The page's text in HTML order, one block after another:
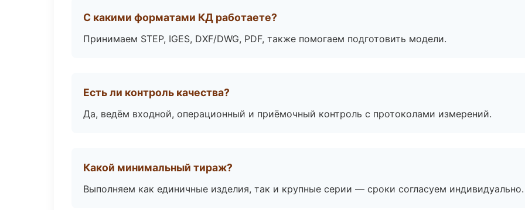
С какими форматами КД работаете?
Принимаем STEP, IGES, DXF/DWG, PDF, также помогаем подготовить модели.
Есть ли контроль качества?
Да, ведём входной, операционный и приёмочный контроль с протоколами измерений.
Какой минимальный тираж?
Выполняем как единичные изделия, так и крупные серии — сроки согласуем индивидуально.